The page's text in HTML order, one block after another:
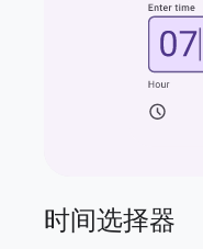
时间选择器